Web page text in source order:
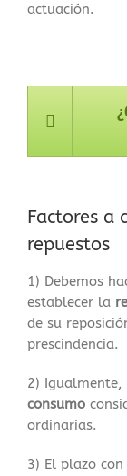
actuación.
Factores a
repuestos
1) Debemos
establecer la
de su
prescindencia.
2)
consumo
ordinarias.
3) El plazo